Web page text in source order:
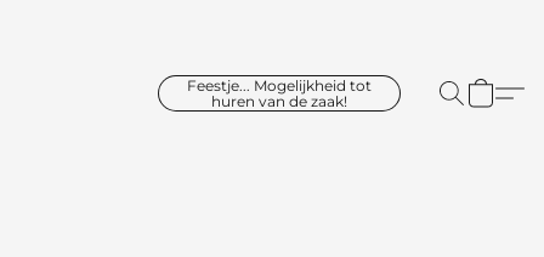
Feestje... Mogelijkheid tot
huren van de zaak!